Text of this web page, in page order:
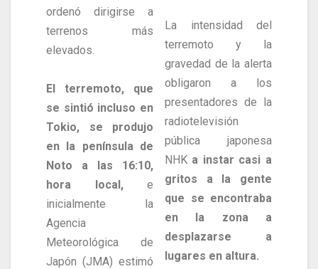
ordenó dirigirse a
terrenos más
elevados.
El terremoto, que
se sintió incluso en
Tokio, se produjo
en la península de
Noto a las 16:10,
hora local, e
inicialmente la
Agencia
Meteorológica de
Japón (JMA) estimó
La intensidad del
terremoto y la
gravedad de la alerta
obligaron a los
presentadores de la
radiotelevisión
pública japonesa
NHK a instar casi a
gritos a la gente
que se encontraba
en la zona a
desplazarse a
lugares en altura.